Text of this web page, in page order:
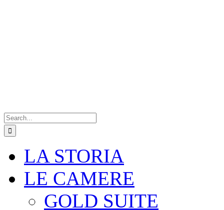
for:
LA STORIA
LE CAMERE
GOLD SUITE